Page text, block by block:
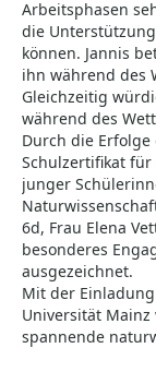
Arbeitsphasen
die
können. Jannis
ihn während des
Gleichzeitig
während des
Durch die
Schulzertifikat
junger
6d, Frau Elena
besonderes
ausgezeichnet.
Mit der
Universität
spannende